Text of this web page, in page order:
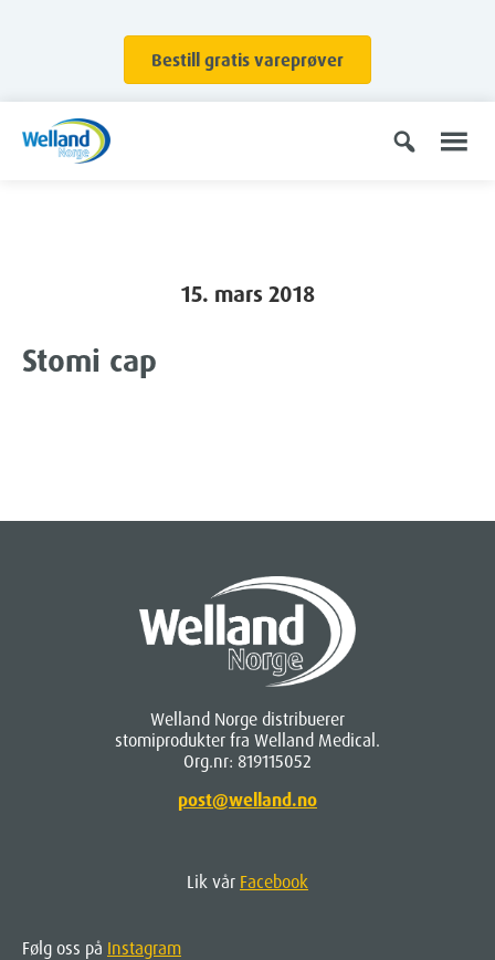
Bestill gratis vareprøver
15. mars 2018
Stomi cap
Welland Norge distribuerer
stomiprodukter fra Welland Medical.
Org.nr: 819115052
post@welland.no
Lik vår Facebook
Følg oss på Instagram